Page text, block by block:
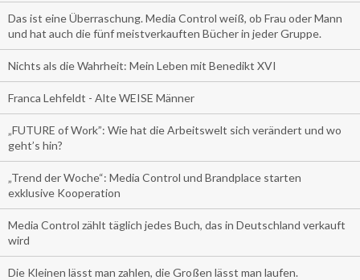
Das ist eine Überraschung. Media Control weiß, ob Frau oder Mann
und hat auch die fünf meistverkauften Bücher in jeder Gruppe.
Nichts als die Wahrheit: Mein Leben mit Benedikt XVI
Franca Lehfeldt - Alte WEISE Männer
„FUTURE of Work”: Wie hat die Arbeitswelt sich verändert und wo
geht’s hin?
„Trend der Woche“: Media Control und Brandplace starten
exklusive Kooperation
Media Control zählt täglich jedes Buch, das in Deutschland verkauft
wird
Die Kleinen lässt man zahlen, die Großen lässt man laufen.